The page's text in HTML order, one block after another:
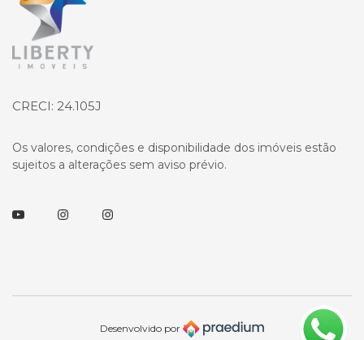
CRECI: 24.105J
Os valores, condições e disponibilidade dos imóveis estão
sujeitos a alterações sem aviso prévio.
YoutubeInstagramInstagram
Desenvolvido por